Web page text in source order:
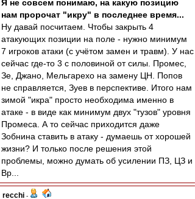
Я не совсем понимаю, на какую позицию
нам пророчат "икру" в последнее время...
Ну давай посчитаем. Чтобы закрыть 4
атакующих позиции на поле - нужно минимум
7 игроков атаки (с учётом замен и травм). У нас
сейчас где-то 3 с половиной от силы. Промес,
Зе, Джано, Мельгарехо на замену ЦН. Попов
не справляется, Зуев в перспективе. Итого нам
зимой "икра" просто необходима именно в
атаке - в виде как минимум двух "тузов" уровня
Промеса. А то сейчас приходится даже
Зобнина ставить в атаку - думаешь от хорошей
жизни? И только после решения этой
проблемы, можно думать об усилении ПЗ, ЦЗ и
Вр...
recchi -